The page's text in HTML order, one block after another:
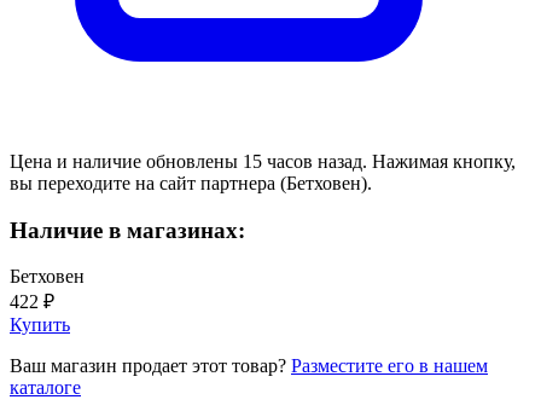
Цена и наличие обновлены 15 часов назад. Нажимая кнопку,
вы переходите на сайт партнера (Бетховен).
Наличие в магазинах:
Бетховен
422 ₽
Купить
Ваш магазин продает этот товар? Разместите его в нашем
каталоге